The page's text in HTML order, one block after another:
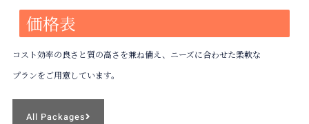
価格表
コスト効率の良さと質の高さを兼ね備え、ニーズに合わせた柔軟な
プランをご用意しています。
All Packages